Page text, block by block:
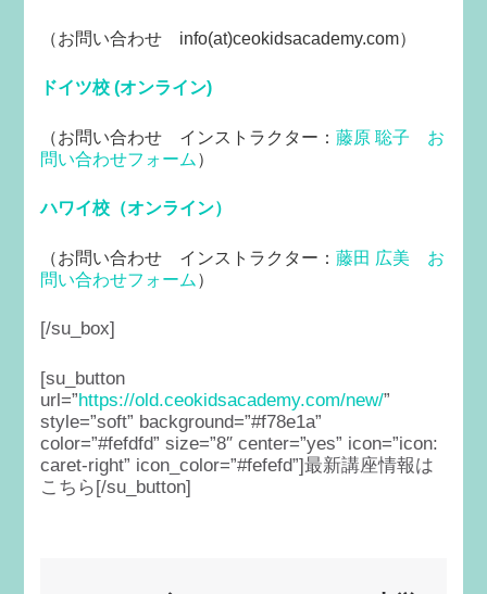
（お問い合わせ info(at)ceokidsacademy.com）
ドイツ校 (オンライン)
（お問い合わせ インストラクター：藤原 聡子
お
問い合わせフォーム ）
ハワイ校（オンライン）
（お問い合わせ インストラクター：藤田 広美
お
問い合わせフォーム ）
[/su_box]
[su_button
url=”https://old.ceokidsacademy.com/new/”
style=”soft” background=”#f78e1a”
color=”#fefdfd” size=”8″ center=”yes” icon=”icon:
caret-right” icon_color=”#fefefd”]最新講座情報は
こちら[/su_button]